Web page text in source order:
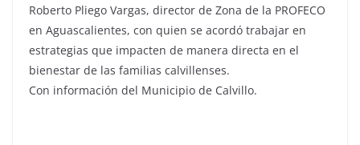
Roberto Pliego Vargas, director de Zona de la PROFECO
en Aguascalientes, con quien se acordó trabajar en
estrategias que impacten de manera directa en el
bienestar de las familias calvillenses.
Con información del Municipio de Calvillo.